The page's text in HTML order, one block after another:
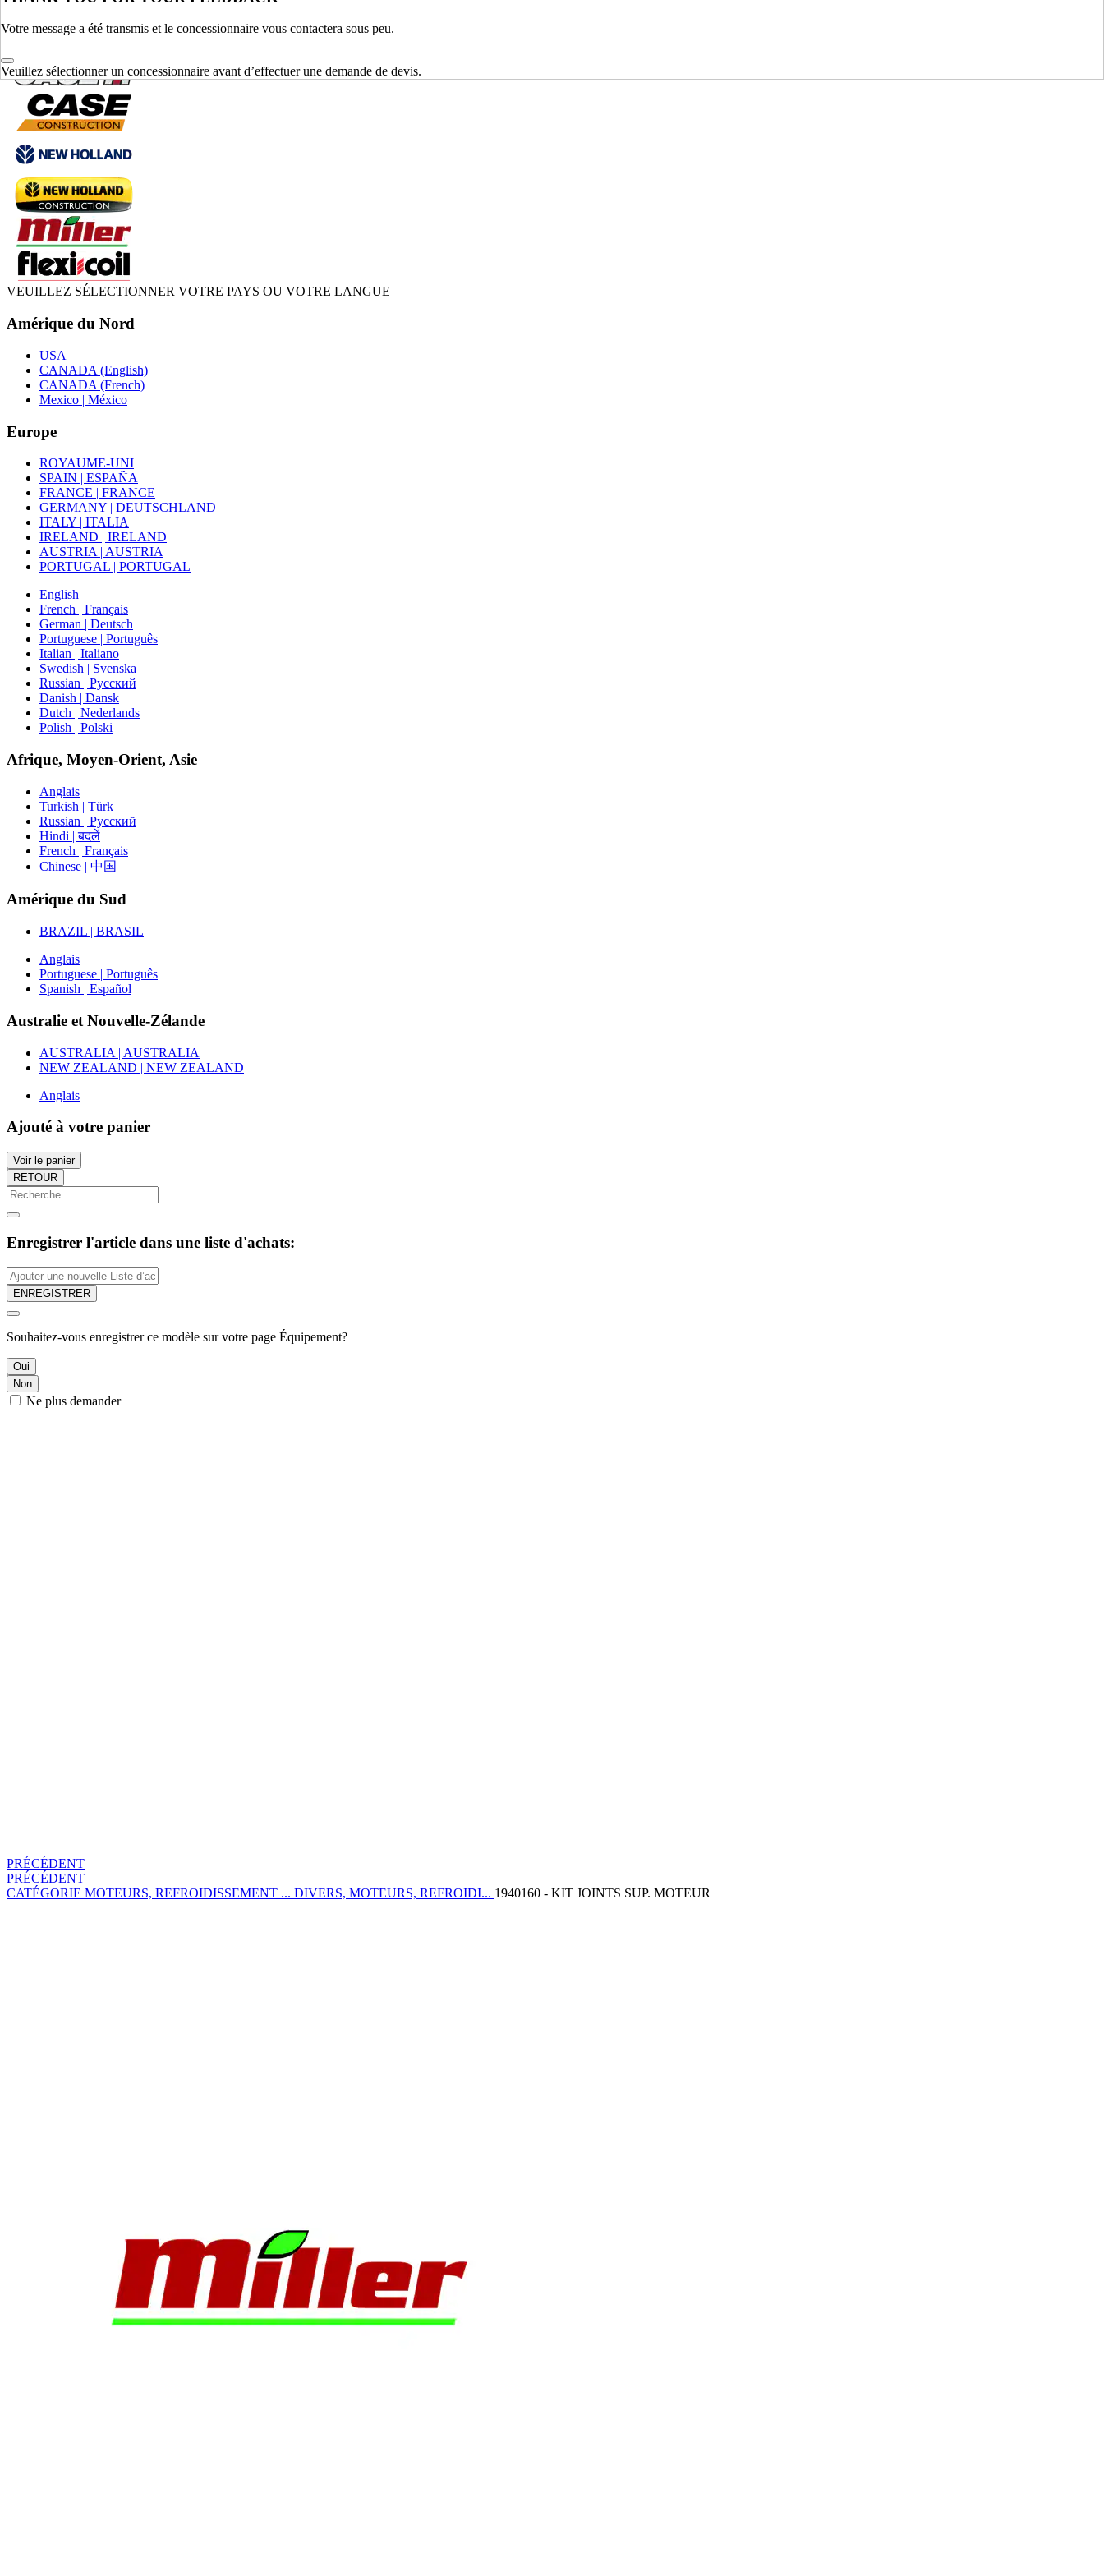
Votre message a été transmis et le concessionnaire vous contactera sous peu.
Veuillez sélectionner un concessionnaire avant d’effectuer une demande de devis.
Changer marque
VEUILLEZ SÉLECTIONNER VOTRE PAYS OU VOTRE LANGUE
Amérique du Nord
USA
CANADA (English)
CANADA (French)
Mexico | México
Europe
ROYAUME-UNI
SPAIN | ESPAÑA
FRANCE | FRANCE
GERMANY | DEUTSCHLAND
ITALY | ITALIA
IRELAND | IRELAND
AUSTRIA | AUSTRIA
PORTUGAL | PORTUGAL
English
French | Français
German | Deutsch
Portuguese | Português
Italian | Italiano
Swedish | Svenska
Russian | Русский
Danish | Dansk
Dutch | Nederlands
Polish | Polski
Afrique, Moyen-Orient, Asie
Anglais
Turkish | Türk
Russian | Русский
Hindi | बदलें
French | Français
Chinese | 中国
Amérique du Sud
BRAZIL | BRASIL
Anglais
Portuguese | Português
Spanish | Español
Australie et Nouvelle-Zélande
AUSTRALIA | AUSTRALIA
NEW ZEALAND | NEW ZEALAND
Anglais
Ajouté à votre panier
Voir le panier
RETOUR
Enregistrer l'article dans une liste d'achats:
ENREGISTRER
Souhaitez-vous enregistrer ce modèle sur votre page Équipement?
Oui
Non
Ne plus demander
PRÉCÉDENT
PRÉCÉDENT
CATÉGORIE MOTEURS, REFROIDISSEMENT ... DIVERS, MOTEURS, REFROIDI... 1940160 - KIT JOINTS SUP. MOTEUR